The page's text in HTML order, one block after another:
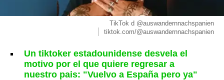
TikTok d @auswandernnachspanien
tiktok.com/@auswandernnachspanien
Un tiktoker estadounidense desvela el
motivo por el que quiere regresar a
nuestro pais: "Vuelvo a España pero ya"